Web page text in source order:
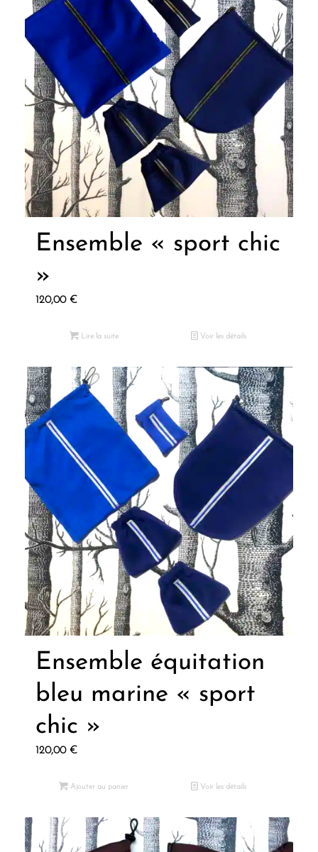
Ensemble « sport chic
»
120,00 €
Lire la suite Voir les détails
Ensemble équitation
bleu marine « sport
chic »
120,00 €
Ajouter au panier Voir les détails